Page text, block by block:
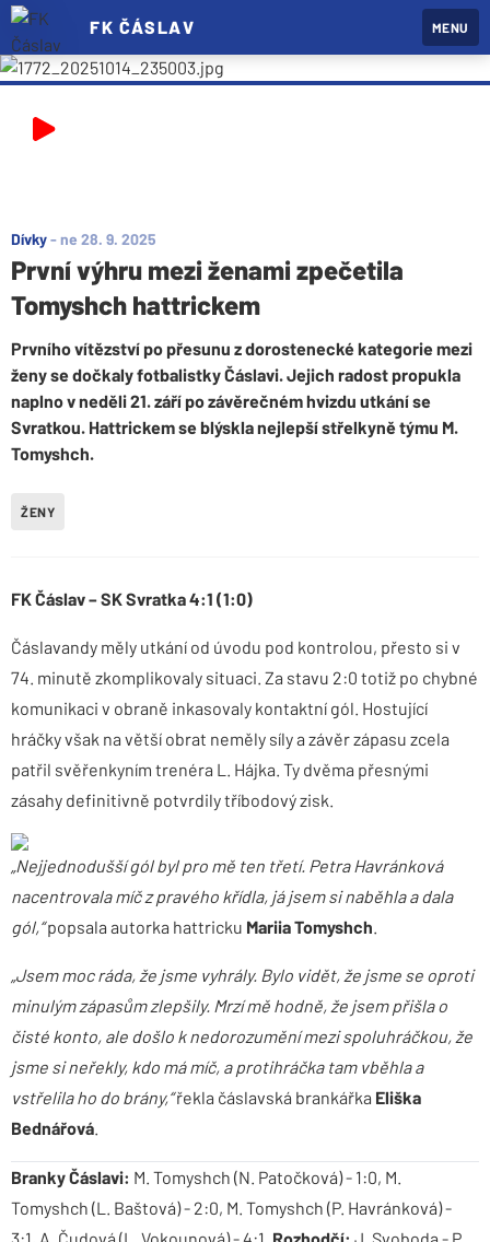
FK ČÁSLAV MENU
Dívky-ne 28. 9. 2025
První výhru mezi ženami zpečetila
Tomyshch hattrickem
Prvního vítězství po přesunu z dorostenecké kategorie mezi
ženy se dočkaly fotbalistky Čáslavi. Jejich radost propukla
naplno v neděli 21. září po závěrečném hvizdu utkání se
Svratkou. Hattrickem se blýskla nejlepší střelkyně týmu M.
Tomyshch.
ŽENY
FK Čáslav – SK Svratka 4:1 (1:0)
Čáslavandy měly utkání od úvodu pod kontrolou, přesto si v
74. minutě zkomplikovaly situaci. Za stavu 2:0 totiž po chybné
komunikaci v obraně inkasovaly kontaktní gól. Hostující
hráčky však na větší obrat neměly síly a závěr zápasu zcela
patřil svěřenkyním trenéra L. Hájka. Ty dvěma přesnými
zásahy definitivně potvrdily tříbodový zisk.
„Nejjednodušší gól byl pro mě ten třetí. Petra Havránková
nacentrovala míč z pravého křídla, já jsem si naběhla a dala
gól,“popsala autorka hattricku Mariia Tomyshch.
„Jsem moc ráda, že jsme vyhrály. Bylo vidět, že jsme se oproti
minulým zápasům zlepšily. Mrzí mě hodně, že jsem přišla o
čisté konto, ale došlo k nedorozumění mezi spoluhráčkou, že
jsme si neřekly, kdo má míč, a protihráčka tam vběhla a
vstřelila ho do brány,“řekla čáslavská brankářka Eliška
Bednářová.
Branky Čáslavi: M. Tomyshch (N. Patočková) - 1:0, M.
Tomyshch (L. Baštová) - 2:0, M. Tomyshch (P. Havránková) -